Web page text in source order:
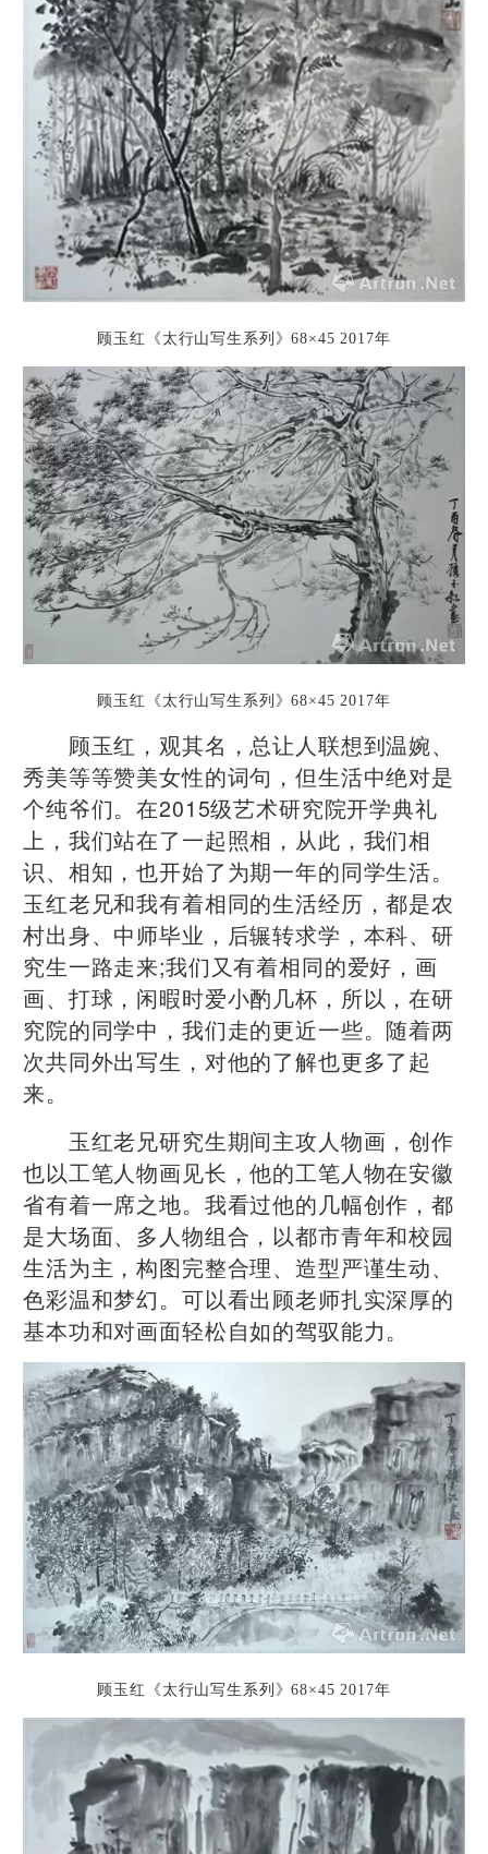
顾玉红《太行山写生系列》68×45 2017年
顾玉红《太行山写生系列》68×45 2017年
顾玉红，观其名，总让人联想到温婉、
秀美等等赞美女性的词句，但生活中绝对是
个纯爷们。在2015级艺术研究院开学典礼
上，我们站在了一起照相，从此，我们相
识、相知，也开始了为期一年的同学生活。
玉红老兄和我有着相同的生活经历，都是农
村出身、中师毕业，后辗转求学，本科、研
究生一路走来;我们又有着相同的爱好，画
画、打球，闲暇时爱小酌几杯，所以，在研
究院的同学中，我们走的更近一些。随着两
次共同外出写生，对他的了解也更多了起
来。
玉红老兄研究生期间主攻人物画，创作
也以工笔人物画见长，他的工笔人物在安徽
省有着一席之地。我看过他的几幅创作，都
是大场面、多人物组合，以都市青年和校园
生活为主，构图完整合理、造型严谨生动、
色彩温和梦幻。可以看出顾老师扎实深厚的
基本功和对画面轻松自如的驾驭能力。
顾玉红《太行山写生系列》68×452017年